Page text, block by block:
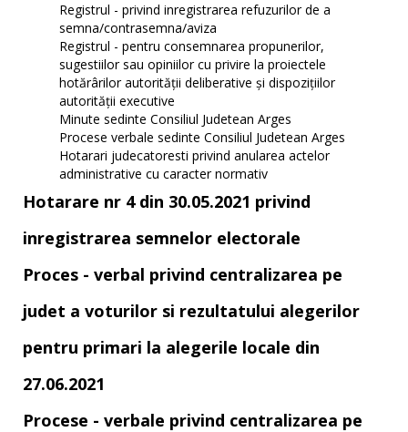
Registrul - privind inregistrarea refuzurilor de a
semna/contrasemna/aviza
Registrul - pentru consemnarea propunerilor,
sugestiilor sau opiniilor cu privire la proiectele
hotărârilor autorității deliberative și dispozițiilor
autorității executive
Minute sedinte Consiliul Judetean Arges
Procese verbale sedinte Consiliul Judetean Arges
Hotarari judecatoresti privind anularea actelor
administrative cu caracter normativ
Hotarare nr 4 din 30.05.2021 privind
inregistrarea semnelor electorale
Proces - verbal privind centralizarea pe
judet a voturilor si rezultatului alegerilor
pentru primari la alegerile locale din
27.06.2021
Procese - verbale privind centralizarea pe